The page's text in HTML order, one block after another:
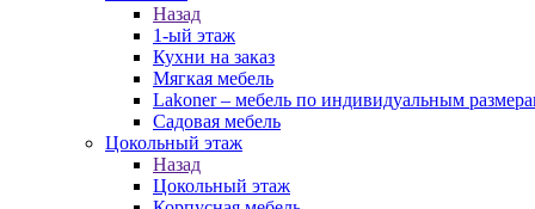
Назад
1-ый этаж
Кухни на заказ
Мягкая мебель
Lakoner – мебель по индивидуальным
Садовая мебель
Цокольный этаж
Назад
Цокольный этаж